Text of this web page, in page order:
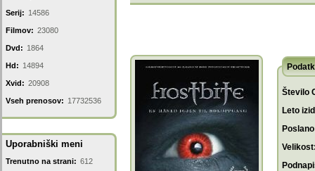
Serij: 14586
Filmov: 23080
Dvd: 1864
Hd: 14894
Xvid: 20908
Vseh prenosov: 17732536
Uporabniški meni
Trenutno na strani: 612
Število
Leto